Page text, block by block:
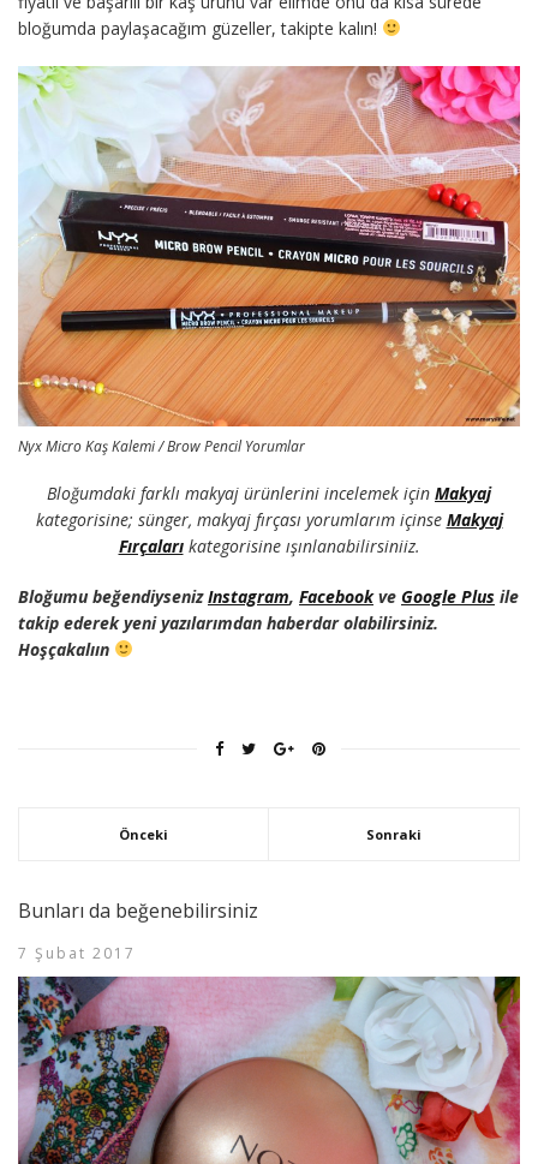
bloğumda paylaşacağım güzeller, takipte kalın!
Nyx Micro Kaş Kalemi / Brow Pencil Yorumlar
Bloğumdaki farklı makyaj ürünlerini incelemek için Makyaj
kategorisine; sünger, makyaj fırçası yorumlarım içinse Makyaj
Fırçalarıkategorisine ışınlanabilirsiniiz.
Bloğumu beğendiysenizInstagram, Facebookve Google Plus ile
takip ederek yeni yazılarımdan haberdar olabilirsiniz.
Hoşçakalıın
Önceki Sonraki
Bunları da beğenebilirsiniz
7 Şubat 2017